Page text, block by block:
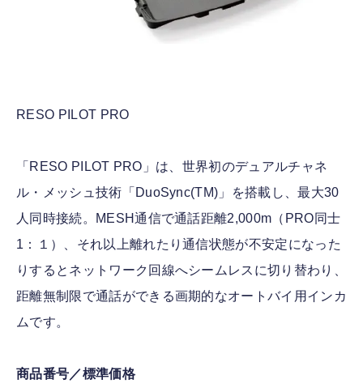
RESO PILOT PRO
「RESO PILOT PRO」は、世界初のデュアルチャネ
ル・メッシュ技術「DuoSync(TM)」を搭載し、最大30
人同時接続。MESH通信で通話距離2,000m（PRO同士
1：１）、それ以上離れたり通信状態が不安定になった
りするとネットワーク回線へシームレスに切り替わり、
距離無制限で通話ができる画期的なオートバイ用インカ
ムです。
商品番号／標準価格